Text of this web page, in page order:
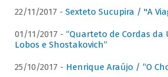
22/11/2017 - Sexteto Sucupira / "A
01/11/2017 - “Quarteto de Cordas da
Lobos e Shostakovich”
25/10/2017 - Henrique Araújo / “O